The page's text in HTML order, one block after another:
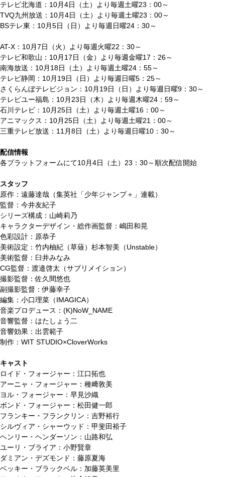
テレビ北海道：10月4日（土）より毎週土曜23：00～
TVQ九州放送：10月4日（土）より毎週土曜23：00～
BSテレ東：10月5日（日）より毎週日曜24：30～
AT-X：10月7日（火）より毎週火曜22：30～
テレビ和歌山：10月17日（金）より毎週金曜17：26～
南海放送：10月18日（土）より毎週土曜24：55～
テレビ静岡：10月19日（日）より毎週日曜5：25～
さくらんぼテレビジョン：10月19日（日）より毎週日曜9：30～
テレビユー福島：10月23日（木）より毎週木曜24：59～
石川テレビ：10月25日（土）より毎週土曜16：00～
アニマックス：10月25日（土）より毎週土曜21：00～
三重テレビ放送：11月8日（土）より毎週日曜10：30～
配信情報
各プラットフォームにて10月4日（土）23：30～順次配信開始
スタッフ
原作：遠藤達哉（集英社「少年ジャンプ＋」連載）
監督：今井友紀子
シリーズ構成：山崎莉乃
キャラクターデザイン・総作画監督：嶋田和晃
色彩設計：原恭子
美術設定：竹内柚紀（草薙）杉本智美（Unstable）
美術監督：臼井みなみ
CG監督：渡邉啓太（サブリメイション）
撮影監督：佐久間悠也
副撮影監督：伊藤幸子
編集：小口理菜（IMAGICA）
音楽プロデュース：(K)NoW_NAME
音響監督：はたしょう二
音響効果：出雲範子
制作：WIT STUDIO×CloverWorks
キャスト
ロイド・フォージャー：江口拓也
アーニャ・フォージャー：種﨑敦美
ヨル・フォージャー：早見沙織
ボンド・フォージャー：松田健一郎
フランキー・フランクリン：吉野裕行
シルヴィア・シャーウッド：甲斐田裕子
ヘンリー・ヘンダーソン：山路和弘
ユーリ・ブライア：小野賢章
ダミアン・デズモンド：藤原夏海
ベッキー・ブラックベル：加藤英美里